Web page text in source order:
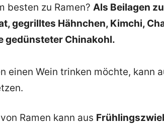
besten zu Ramen? Als Beilagen
gegrilltes Hähnchen, Kimchi,
gedünsteter Chinakohl.
einen Wein trinken möchte, kann
von Ramen kann aus